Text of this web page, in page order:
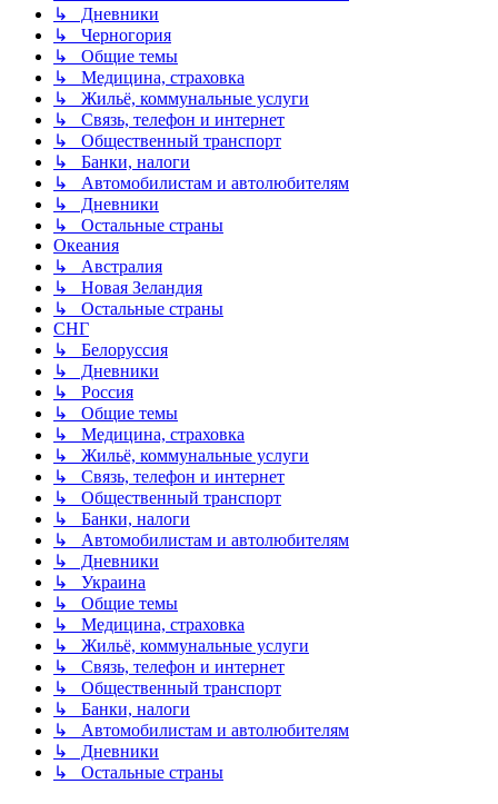
↳ Дневники
↳ Черногория
↳ Общие темы
↳ Медицина, страховка
↳ Жильё, коммунальные услуги
↳ Связь, телефон и интернет
↳ Общественный транспорт
↳ Банки, налоги
↳ Автомобилистам и автолюбителям
↳ Дневники
↳ Остальные страны
Океания
↳ Австралия
↳ Новая Зеландия
↳ Остальные страны
СНГ
↳ Белоруссия
↳ Дневники
↳ Россия
↳ Общие темы
↳ Медицина, страховка
↳ Жильё, коммунальные услуги
↳ Связь, телефон и интернет
↳ Общественный транспорт
↳ Банки, налоги
↳ Автомобилистам и автолюбителям
↳ Дневники
↳ Украина
↳ Общие темы
↳ Медицина, страховка
↳ Жильё, коммунальные услуги
↳ Связь, телефон и интернет
↳ Общественный транспорт
↳ Банки, налоги
↳ Автомобилистам и автолюбителям
↳ Дневники
↳ Остальные страны